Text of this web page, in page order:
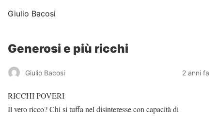
Giulio Bacosi
Generosi e più ricchi
Giulio Bacosi 2 anni fa
RICCHI POVERI
Il vero ricco? Chi si tuffa nel disinteresse con capacità di